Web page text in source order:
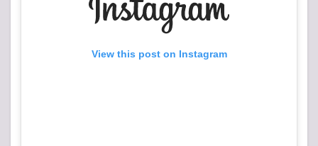
View this post on Instagram